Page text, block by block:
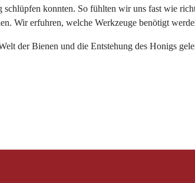
konnten. So fühlten wir uns fast wie
Wir erfuhren, welche Werkzeuge benötigt
der Bienen und die Entstehung des Honigs